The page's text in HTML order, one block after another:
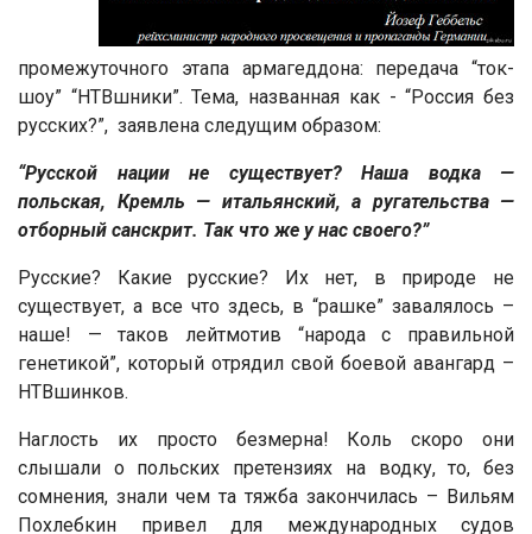
промежуточного этапа армагеддона: передача “ток-
шоу” “НТВшники”. Тема, названная как - “Россия без
русских?”, заявлена следущим образом:
“Русской нации не существует? Наша водка —
польская, Кремль — итальянский, а ругательства —
отборный санскрит. Так что же у нас своего?”
Русские? Какие русские? Их нет, в природе не
существует, а все что здесь, в “рашке” завалялось –
наше! — таков лейтмотив “народа с правильной
генетикой”, который отрядил свой боевой авангард –
НТВшинков.
Наглость их просто безмерна! Коль скоро они
слышали о польских претензиях на водку, то, без
сомнения, знали чем та тяжба закончилась – Вильям
Похлебкин привел для международных судов